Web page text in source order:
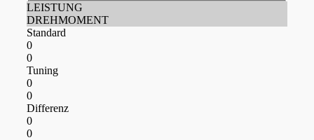
LEISTUNG
DREHMOMENT
Standard
0
0
Tuning
0
0
Differenz
0
0